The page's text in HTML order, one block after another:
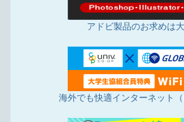
アドビ製品のお求めは
海外でも快適インターネット（